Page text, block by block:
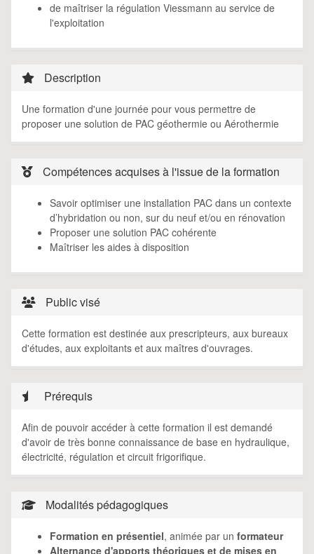
de maîtriser la régulation Viessmann au service de
l'exploitation
Description
Une formation d'une journée pour vous permettre de
proposer une solution de PAC géothermie ou Aérothermie
Compétences acquises à l'issue de la formation
Savoir optimiser une installation PAC dans un contexte
d’hybridation ou non, sur du neuf et/ou en rénovation
Proposer une solution PAC cohérente
Maîtriser les aides à disposition
Public visé
Cette formation est destinée aux prescripteurs, aux bureaux
d'études, aux exploitants et aux maîtres d'ouvrages.
Prérequis
Afin de pouvoir accéder à cette formation il est demandé
d'avoir de très bonne connaissance de base en hydraulique,
électricité, régulation et circuit frigorifique.
Modalités pédagogiques
Formation en présentiel, animée par un formateur
Alternance d'apports théoriques et de mises en